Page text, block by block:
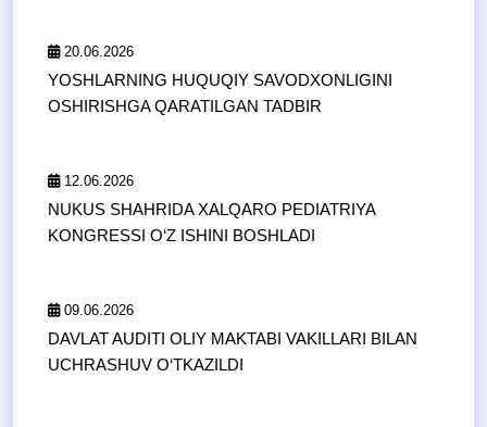
20.06.2026
YOSHLARNING HUQUQIY SAVODXONLIGINI
OSHIRISHGA QARATILGAN TADBIR
12.06.2026
NUKUS SHAHRIDA XALQARO PEDIATRIYA
KONGRESSI O‘Z ISHINI BOSHLADI
09.06.2026
DAVLAT AUDITI OLIY MAKTABI VAKILLARI BILAN
UCHRASHUV O‘TKAZILDI